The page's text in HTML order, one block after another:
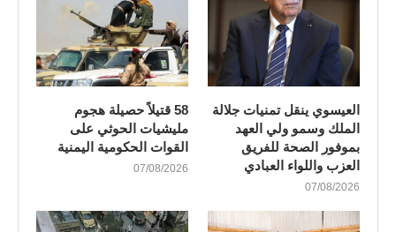
العيسوي ينقل تمنيات جلالة
الملك وسمو ولي العهد
بموفور الصحة للفريق
العزب واللواء العبادي
07/08/2026
58 قتيلاً حصيلة هجوم
مليشيات الحوثي على
القوات الحكومية اليمنية
07/08/2026